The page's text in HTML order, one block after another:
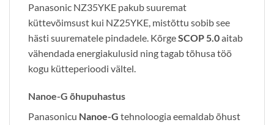
Panasonic NZ35YKE pakub suuremat
küttevõimsust kui NZ25YKE, mistõttu sobib see
hästi suurematele pindadele. KõrgeSCOP 5.0aitab
vähendada energiakulusid ning tagab tõhusa töö
kogu kütteperioodi vältel.
Nanoe-G õhupuhastus
Panasonicu Nanoe-G tehnoloogia eemaldab õhust